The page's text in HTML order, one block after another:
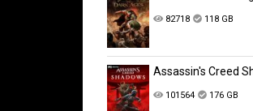
82718 118 GB
Assassin's Creed
101564 176 GB